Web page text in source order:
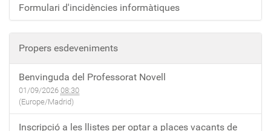
Formulari d'incidències informàtiques
Propers esdeveniments
Benvinguda del Professorat Novell
01/09/2026 08:30
(Europe/Madrid)
Inscripció a les llistes per optar a places vacants de